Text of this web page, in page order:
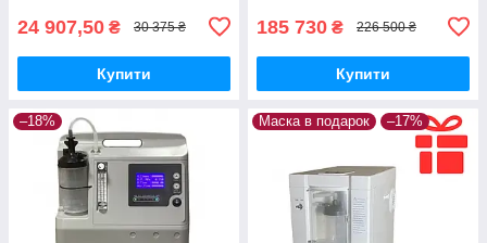
24 907,50 ₴ 30 375 ₴
Купити
185 730 ₴ 226 500 ₴
Купити
–18% Маска в подарок –17%